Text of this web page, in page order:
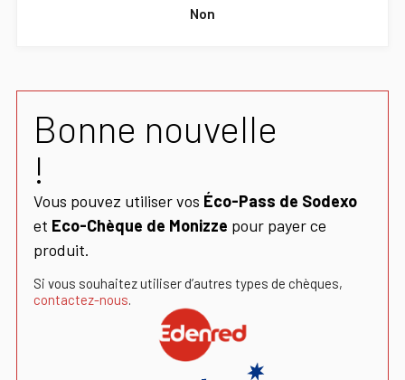
Non
Bonne nouvelle
!
Vous pouvez utiliser vos Éco-Pass de Sodexo
et Eco-Chèque de Monizze pour payer ce
produit.
Si vous souhaitez utiliser d’autres types de chèques,
contactez-nous.